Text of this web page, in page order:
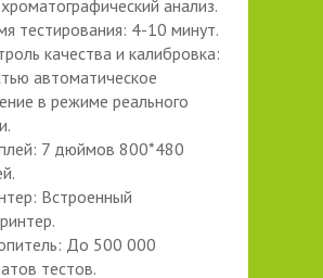
анализ.
тестирования: 4-10 минут.
качества и калибровка:
автоматическое
в режиме реального
7 дюймов 800*480
Встроенный
До 500 000
тестов.